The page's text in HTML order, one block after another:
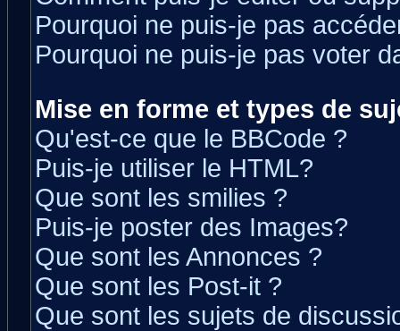
Pourquoi ne puis-je pas
Pourquoi ne puis-je pas voter
Mise en forme et types de
Qu'est-ce que le BBCode ?
Puis-je utiliser le HTML?
Que sont les smilies ?
Puis-je poster des Images?
Que sont les Annonces ?
Que sont les Post-it ?
Que sont les sujets de